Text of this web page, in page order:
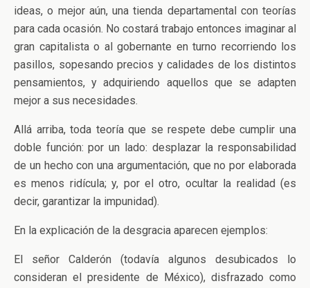
ideas, o mejor aún, una tienda departamental con teorías
para cada ocasión. No costará trabajo entonces imaginar al
gran capitalista o al gobernante en turno recorriendo los
pasillos, sopesando precios y calidades de los distintos
pensamientos, y adquiriendo aquellos que se adapten
mejor a sus necesidades.
Allá arriba, toda teoría que se respete debe cumplir una
doble función: por un lado: desplazar la responsabilidad
de un hecho con una argumentación, que no por elaborada
es menos ridícula; y, por el otro, ocultar la realidad (es
decir, garantizar la impunidad).
En la explicación de la desgracia aparecen ejemplos:
El señor Calderón (todavía algunos desubicados lo
consideran el presidente de México), disfrazado como